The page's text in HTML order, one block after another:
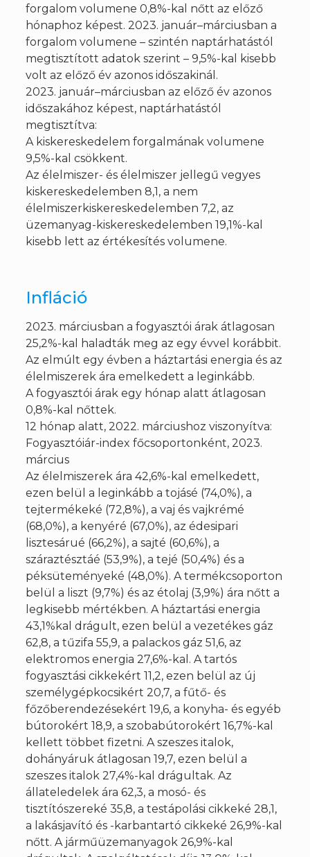
forgalom volumene 0,8%-kal nőtt az előző
hónaphoz képest. 2023. január–márciusban a
forgalom volumene – szintén naptárhatástól
megtisztított adatok szerint – 9,5%-kal kisebb
volt az előző év azonos időszakinál.
2023. január–márciusban az előző év azonos
időszakához képest, naptárhatástól
megtisztítva:
A kiskereskedelem forgalmának volumene
9,5%-kal csökkent.
Az élelmiszer- és élelmiszer jellegű vegyes
kiskereskedelemben 8,1, a nem
élelmiszerkiskereskedelemben 7,2, az
üzemanyag-kiskereskedelemben 19,1%-kal
kisebb lett az értékesítés volumene.
Infláció
2023. márciusban a fogyasztói árak átlagosan
25,2%-kal haladták meg az egy évvel korábbit.
Az elmúlt egy évben a háztartási energia és az
élelmiszerek ára emelkedett a leginkább.
A fogyasztói árak egy hónap alatt átlagosan
0,8%-kal nőttek.
12 hónap alatt, 2022. márciushoz viszonyítva:
Fogyasztóiár-index főcsoportonként, 2023.
március
Az élelmiszerek ára 42,6%-kal emelkedett,
ezen belül a leginkább a tojásé (74,0%), a
tejtermékeké (72,8%), a vaj és vajkrémé
(68,0%), a kenyéré (67,0%), az édesipari
lisztesárué (66,2%), a sajté (60,6%), a
száraztésztáé (53,9%), a tejé (50,4%) és a
péksüteményeké (48,0%). A termékcsoporton
belül a liszt (9,7%) és az étolaj (3,9%) ára nőtt a
legkisebb mértékben. A háztartási energia
43,1%kal drágult, ezen belül a vezetékes gáz
62,8, a tűzifa 55,9, a palackos gáz 51,6, az
elektromos energia 27,6%-kal. A tartós
fogyasztási cikkekért 11,2, ezen belül az új
személygépkocsikért 20,7, a fűtő- és
főzőberendezésekért 19,6, a konyha- és egyéb
bútorokért 18,9, a szobabútorokért 16,7%-kal
kellett többet fizetni. A szeszes italok,
dohányáruk átlagosan 19,7, ezen belül a
szeszes italok 27,4%-kal drágultak. Az
állateledelek ára 62,3, a mosó- és
tisztítószereké 35,8, a testápolási cikkeké 28,1,
a lakásjavító és -karbantartó cikkeké 26,9%-kal
nőtt. A járműüzemanyagok 26,9%-kal